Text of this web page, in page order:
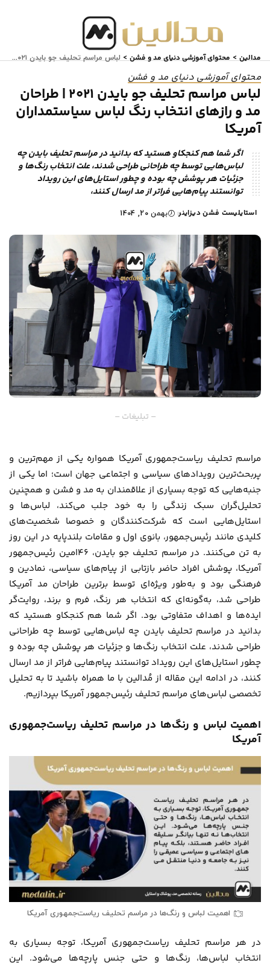
مدالین > محتوای آموزشی دنیای مد و فشن > لباس مراسم تحلیف جو بایدن ۲۰۲۱ | طراحان مد و رازهای انتخاب رنگ لباس سیاستمداران آمریکا
محتوای آموزشی دنیای مد و فشن
لباس مراسم تحلیف جو بایدن ۲۰۲۱ | طراحان
مد و رازهای انتخاب رنگ لباس سیاستمداران
آمریکا
اگر شما هم کنجکاو هستید که بدانید در مراسم تحلیف بایدن چه
لباس‌هایی توسط چه طراحانی طراحی شدند، علت انتخاب رنگ‌ها و
جزئیات هر پوشش چه بوده و چطور استایل‌های این رویداد
توانستند پیام‌هایی فراتر از مد ارسال کنند،
استایلیست فشن دیزاینر بهمن 20, 1404
– تبلیغات –
مراسم تحلیف ریاست‌جمهوری آمریکا همواره یکی از مهم‌ترین و
پربحث‌ترین رویدادهای سیاسی و اجتماعی جهان است؛ اما یکی از
جنبه‌هایی که توجه بسیاری از علاقمندان به مد و فشن و همچنین
تحلیل‌گران سبک زندگی را به خود جلب می‌کند، لباس‌ها و
استایل‌هایی است که شرکت‌کنندگان و خصوصا شخصیت‌های
کلیدی مانند رئیس‌جمهور، بانوی اول و مقامات بلندپایه در این روز
به تن می‌کنند. در مراسم تحلیف جو بایدن، ۴۶امین رئیس‌جمهور
آمریکا، پوشش افراد حاضر بازتابی از پیام‌های سیاسی، نمادین و
فرهنگی بود و به‌طور ویژه‌ای توسط برترین طراحان مد آمریکا
طراحی شد، به‌گونه‌ای که انتخاب هر رنگ، فرم و برند، روایت‌گر
ایده‌ها و اهداف متفاوتی بود. اگر شما هم کنجکاو هستید که
بدانید در مراسم تحلیف بایدن چه لباس‌هایی توسط چه طراحانی
طراحی شدند، علت انتخاب رنگ‌ها و جزئیات هر پوشش چه بوده و
چطور استایل‌های این رویداد توانستند پیام‌هایی فراتر از مد ارسال
کنند، در ادامه این مقاله ازمُدالین با ما همراه باشید تا به تحلیل
تخصصی لباس‌های مراسم تحلیف رئیس‌جمهور آمریکا بپردازیم.
اهمیت لباس و رنگ‌ها در مراسم تحلیف ریاست‌جمهوری
آمریکا
اهمیت لباس و رنگ‌ها در مراسم تحلیف ریاست‌جمهوری آمریکا
در هر مراسم تحلیف ریاست‌جمهوری آمریکا، توجه بسیاری به
انتخاب لباس‌ها، رنگ‌ها و حتی جنس پارچه‌ها می‌شود. این